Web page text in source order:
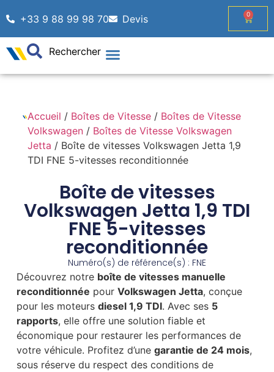
+33 9 88 99 98 70 Devis 0
Rechercher
Accueil / Boîtes de Vitesse / Boîtes de Vitesse
Volkswagen / Boîtes de Vitesse Volkswagen
Jetta / Boîte de vitesses Volkswagen Jetta 1,9
TDI FNE 5-vitesses reconditionnée
Boîte de vitesses
Volkswagen Jetta 1,9 TDI
FNE 5-vitesses
reconditionnée
Numéro(s) de référence(s) : FNE
Découvrez notre boîte de vitesses manuelle
reconditionnée pour Volkswagen Jetta, conçue
pour les moteurs diesel 1,9 TDI. Avec ses 5
rapports, elle offre une solution fiable et
économique pour restaurer les performances de
votre véhicule. Profitez d’une garantie de 24 mois,
sous réserve du respect des conditions de